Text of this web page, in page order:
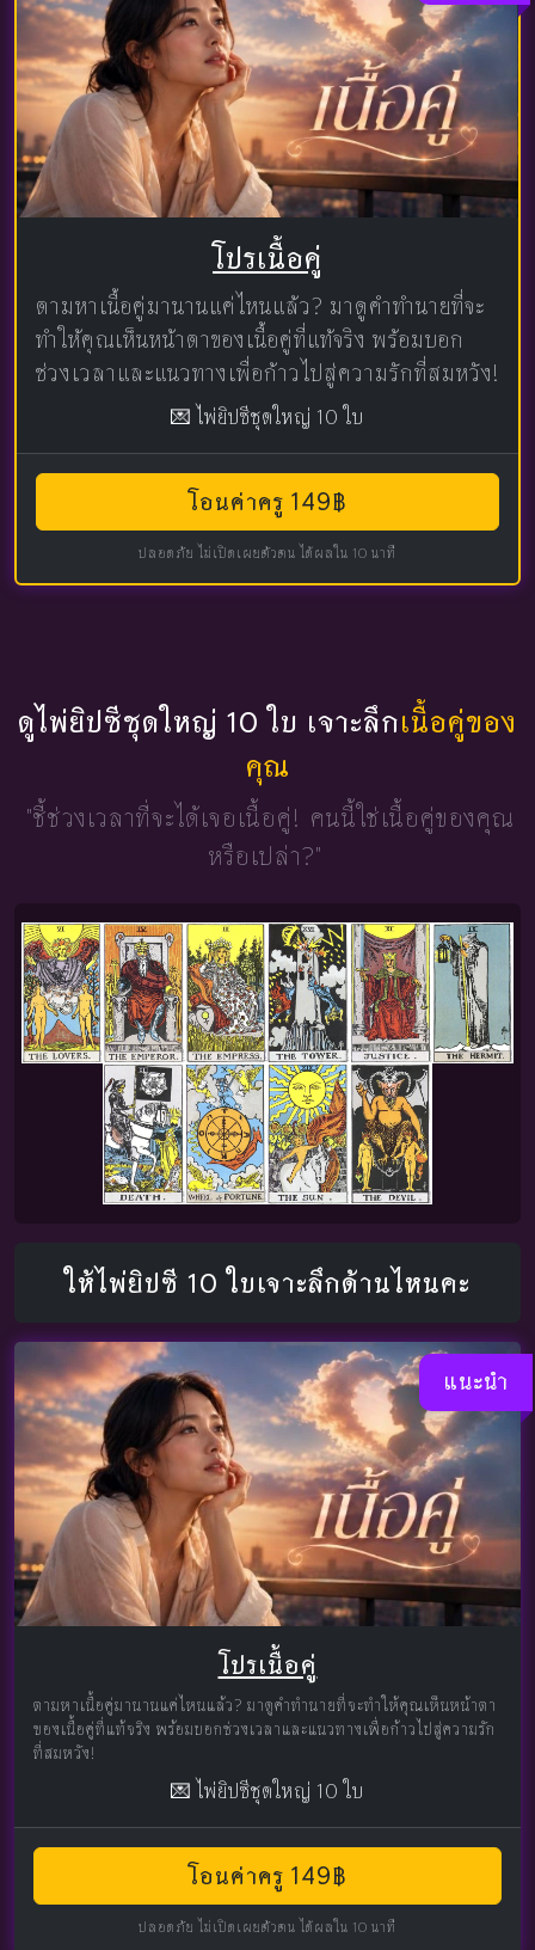
โปรเนื้อคู่
ตามหาเนื้อคู่มานานแค่ไหนแล้ว? มาดูคำทำนายที่จะ
ทำให้คุณเห็นหน้าตาของเนื้อคู่ที่แท้จริง พร้อมบอก
ช่วงเวลาและแนวทางเพื่อก้าวไปสู่ความรักที่สมหวัง!
💌 ไพ่ยิปซีชุดใหญ่ 10 ใบ
โอนค่าครู 149฿
ปลอดภัย ไม่เปิดเผยตัวตน ได้ผลใน 10 นาที
ดูไพ่ยิปซีชุดใหญ่ 10 ใบ เจาะลึกเนื้อคู่ของ
คุณ
"ชี้ช่วงเวลาที่จะได้เจอเนื้อคู่! คนนี้ใช่เนื้อคู่ของคุณ
หรือเปล่า?"
ให้ไพ่ยิปซี 10 ใบเจาะลึกด้านไหนคะ
แนะนำ
โปรเนื้อคู่
ตามหาเนื้อคู่มานานแค่ไหนแล้ว? มาดูคำทำนายที่จะทำให้คุณเห็นหน้าตา
ของเนื้อคู่ที่แท้จริง พร้อมบอกช่วงเวลาและแนวทางเพื่อก้าวไปสู่ความรัก
ที่สมหวัง!
💌 ไพ่ยิปซีชุดใหญ่ 10 ใบ
โอนค่าครู 149฿
ปลอดภัย ไม่เปิดเผยตัวตน ได้ผลใน 10 นาที